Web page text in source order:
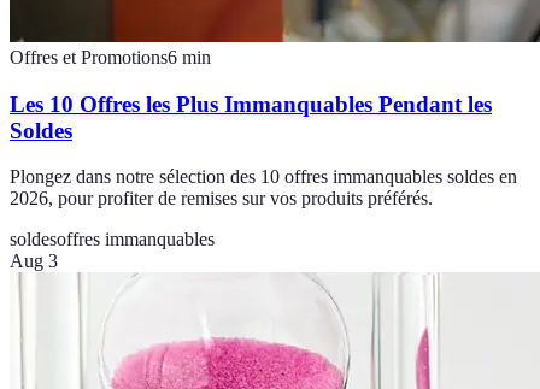
Offres et Promotions6 min
Les 10 Offres les Plus Immanquables Pendant les
Soldes
Plongez dans notre sélection des 10 offres immanquables soldes en
2026, pour profiter de remises sur vos produits préférés.
soldesoffres immanquables
Aug 3